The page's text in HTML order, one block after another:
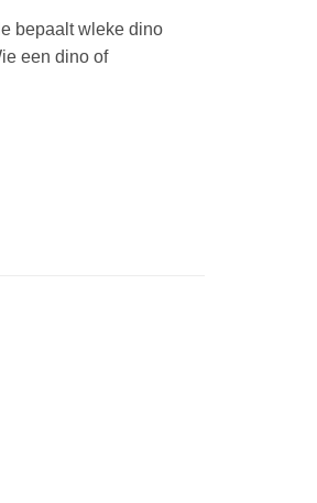
bepaalt wleke dino
een dino of